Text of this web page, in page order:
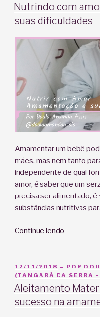
e
agora?”
EM
Nutrindo com
suas dificuldades
Amamentar um bebê
mães, mas nem tanto
independente de qual
amor, é saber que um
precisa ser alimentado,
substâncias nutritivas
Continue lendo
a
e
suas
PUBLICADO
EM
12/11/2018 – POR
(TANGARÁ DA SERRA
Aleitamento
sucesso na